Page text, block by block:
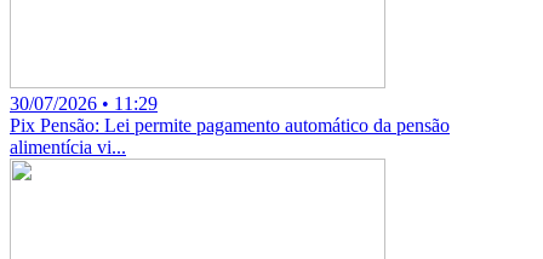
30/07/2026 • 11:29
Pix Pensão: Lei permite pagamento automático da pensão
alimentícia vi...